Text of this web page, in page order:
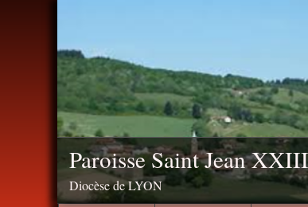
Paroisse Saint Jean
Diocèse de LYON